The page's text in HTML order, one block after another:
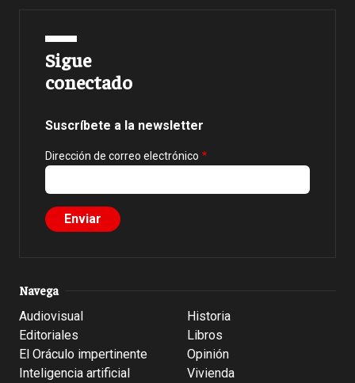
Sigue
conectado
Suscríbete a la newsletter
Dirección de correo electrónico
Navega
Audiovisual
Editoriales
El Oráculo impertinente
Inteligencia artificial
Historia
Libros
Opinión
Vivienda